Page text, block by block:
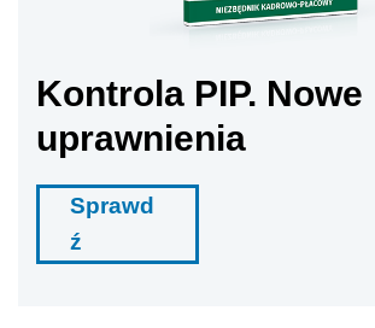
Kontrola PIP. Nowe
uprawnienia
Sprawd
ź